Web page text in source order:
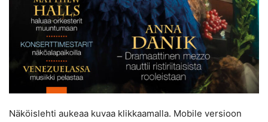
Näköislehti aukeaa kuvaa klikkaamalla. Mobile versioon